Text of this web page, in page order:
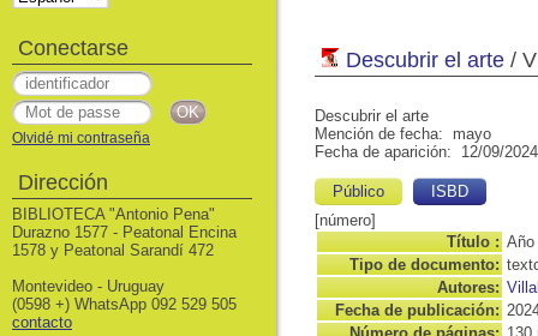
Descubrir el arte /
Descubrir el arte
Mención de fecha: mayo
Fecha de aparición: 12/09/2024
Público
ISBD
[número]
Título : Año
Tipo de documento:
Autores:
Fecha de publicación:
Conectarse
Olvidé mi contraseña
Dirección
BIBLIOTECA "Antonio Pena"
Durazno 1577 - Peatonal Encina
1578 y Peatonal Sarandí 472
Montevideo - Uruguay
(0598 +) WhatsApp 092 529 505
contacto